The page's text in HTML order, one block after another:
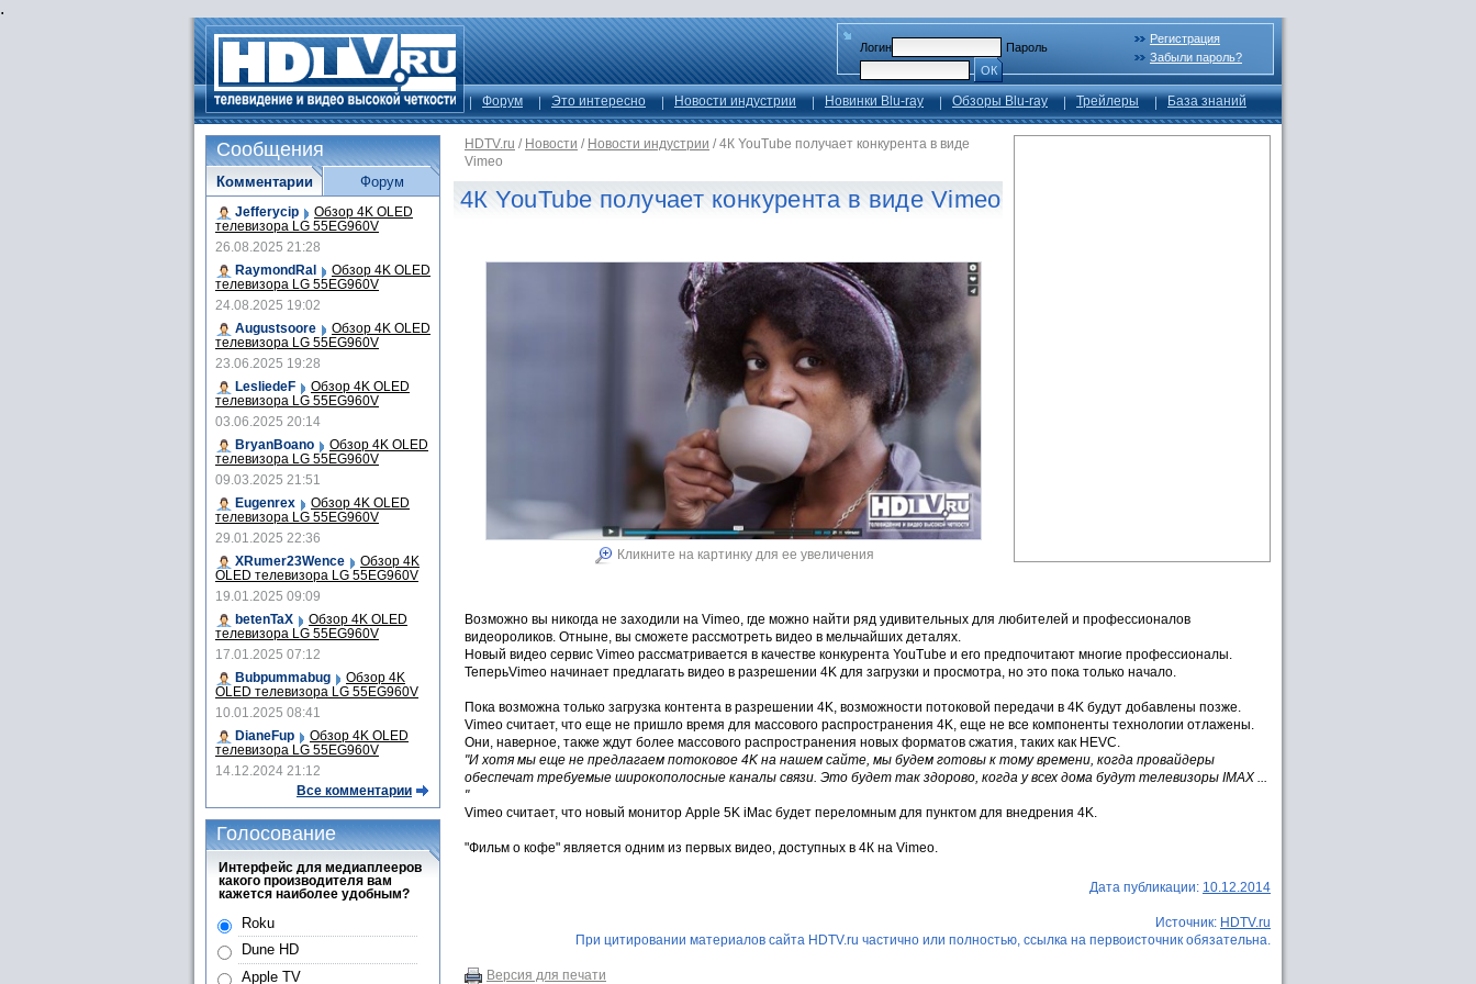
.
Логин
Пароль
ОК
Регистрация
Забыли пароль?
Форум Это интересно Новости индустрии Новинки Blu-ray Обзоры Blu-ray Трейлеры База знаний
HDTV.ru / Новости / Новости индустрии / 4К YouTube получает конкурента в виде
Vimeo
4К YouTube получает конкурента в виде Vimeo
Кликните на картинку для ее увеличения
Возможно вы никогда не заходили на Vimeo, где можно найти ряд удивительных для любителей и профессионалов
видеороликов. Отныне, вы сможете рассмотреть видео в мельчайших деталях.
Новый видео сервис Vimeo рассматривается в качестве конкурента YouTube и его предпочитают многие профессионалы.
ТеперьVimeo начинает предлагать видео в разрешении 4K для загрузки и просмотра, но это пока только начало.
Пока возможна только загрузка контента в разрешении 4K, возможности потоковой передачи в 4K будут добавлены позже.
Vimeo считает, что еще не пришло время для массового распространения 4K, еще не все компоненты технологии отлажены.
Они, наверное, также ждут более массового распространения новых форматов сжатия, таких как HEVC.
"И хотя мы еще не предлагаем потоковое 4K на нашем сайте, мы будем готовы к тому времени, когда провайдеры
обеспечат требуемые широкополосные каналы связи. Это будет так здорово, когда у всех дома будут телевизоры IMAX ...
"
Vimeo считает, что новый монитор Apple 5K iMac будет переломным для пунктом для внедрения 4K.
"Фильм о кофе" является одним из первых видео, доступных в 4К на Vimeo.
Дата публикации: 10.12.2014
Источник: HDTV.ru
При цитировании материалов сайта HDTV.ru частично или полностью, ссылка на первоисточник обязательна.
Версия для печати
Сообщения
Комментарии
Jefferycip Обзор 4K OLED
телевизора LG 55EG960V
26.08.2025 21:28
RaymondRal
Обзор 4K OLED
телевизора LG 55EG960V
24.08.2025 19:02
Augustsoore
Обзор 4K OLED
телевизора LG 55EG960V
23.06.2025 19:28
LesliedeF
Обзор 4K OLED
телевизора LG 55EG960V
03.06.2025 20:14
BryanBoano
Обзор 4K OLED
телевизора LG 55EG960V
09.03.2025 21:51
Eugenrex
Обзор 4K OLED
телевизора LG 55EG960V
29.01.2025 22:36
XRumer23Wence
Обзор 4K
OLED телевизора LG 55EG960V
19.01.2025 09:09
betenTaX
Обзор 4K OLED
телевизора LG 55EG960V
17.01.2025 07:12
Bubpummabug
Обзор 4K
OLED телевизора LG 55EG960V
10.01.2025 08:41
DianeFup
Обзор 4K OLED
телевизора LG 55EG960V
14.12.2024 21:12
Все комментарии
Форум
Голосование
Интерфейс для медиаплееров
какого производителя вам
кажется наиболее удобным?
Roku
Dune HD
Apple TV